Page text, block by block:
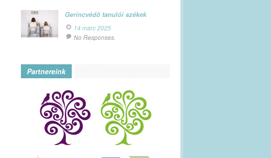
Gerincvédő tanulói székek
14 márc 2025
No Responses.
Partnereink